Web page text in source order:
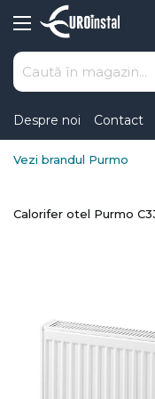
to
Content
Despre noi Contact
Vezi brandul Purmo
Calorifer otel Purmo